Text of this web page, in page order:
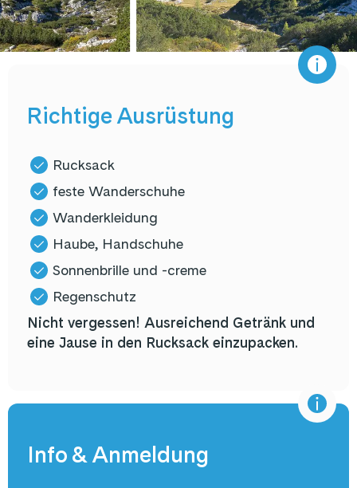
Richtige Ausrüstung
Rucksack
feste Wanderschuhe
Wanderkleidung
Haube, Handschuhe
Sonnenbrille und -creme
Regenschutz
Nicht vergessen! Ausreichend Getränk und
eine Jause in den Rucksack einzupacken.
Info & Anmeldung